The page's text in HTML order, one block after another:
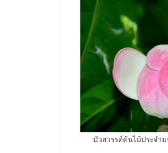
บัวสวรรค์ต้นไม้ประจำ